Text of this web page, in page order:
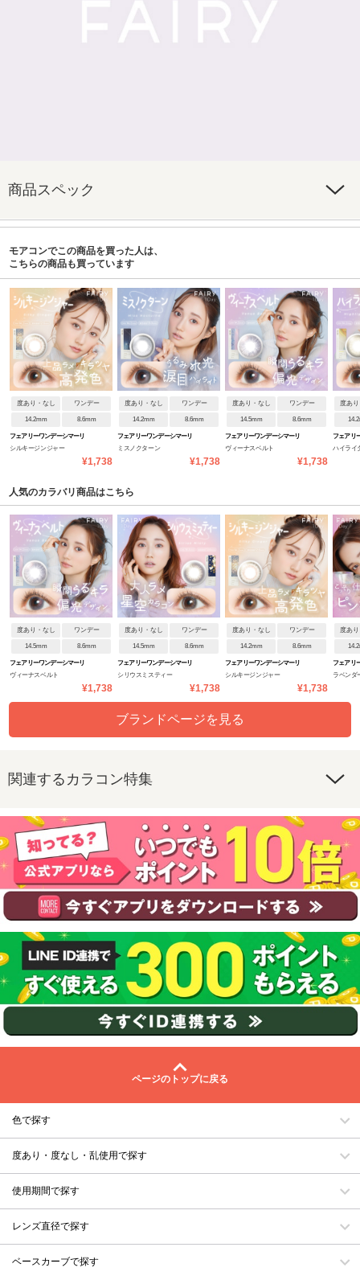
商品スペック
モアコンでこの商品を買った人は、
こちらの商品も買っています
度あり・なし ワンデー
14.2mm 8.6mm
フェアリーワンデーシマーリ
シルキージンジャー
¥1,738
度あり・なし ワンデー
14.2mm 8.6mm
フェアリーワンデーシマーリ
ミスノクターン
¥1,738
度あり・なし ワンデー
14.5mm 8.6mm
フェアリーワンデーシマーリ
ングシリーズ
ヴィーナスベルト
¥1,738
度あ
フェアリ
ハイライ
人気のカラバリ商品はこちら
度あり・なし ワンデー
14.5mm 8.6mm
フェアリーワンデーシマーリ
ングシリーズ
ヴィーナスベルト
¥1,738
度あり・なし ワンデー
14.5mm 8.6mm
フェアリーワンデーシマーリ
シリウスミスティー
¥1,738
度あり・なし ワンデー
14.2mm 8.6mm
フェアリーワンデーシマーリ
シルキージンジャー
¥1,738
度あ
フェアリ
ラベンダ
ブランドページを見る
関連するカラコン特集
ページのトップに戻る
色で探す
度あり・度なし・乱使用で探す
使用期間で探す
レンズ直径で探す
ベースカーブで探す